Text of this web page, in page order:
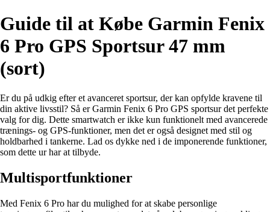
Guide til at Købe Garmin Fenix
6 Pro GPS Sportsur 47 mm
(sort)
Er du på udkig efter et avanceret sportsur, der kan opfylde kravene til
din aktive livsstil? Så er Garmin Fenix 6 Pro GPS sportsur det perfekte
valg for dig. Dette smartwatch er ikke kun funktionelt med avancerede
trænings- og GPS-funktioner, men det er også designet med stil og
holdbarhed i tankerne. Lad os dykke ned i de imponerende funktioner,
som dette ur har at tilbyde.
Multisportfunktioner
Med Fenix 6 Pro har du mulighed for at skabe personlige